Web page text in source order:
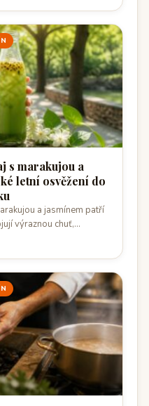
s marakujou a
letní osvěžení do
a jasmínem patří
výraznou chuť,…